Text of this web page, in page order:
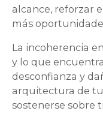
alcance, reforzar
más
La incoherencia
y lo que
desconfianza y
arquitectura de
sostenerse sobre